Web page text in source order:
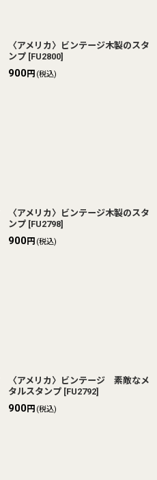
〈アメリカ〉ビンテージ木製のスタ
ンプ [FU2800]
900円 (税込)
〈アメリカ〉ビンテージ木製のスタ
ンプ [FU2798]
900円 (税込)
〈アメリカ〉ビンテージ 素敵なメ
タルスタンプ [FU2792]
900円 (税込)